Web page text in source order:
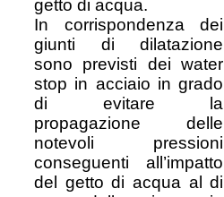
getto di acqua.
In corrispondenza dei
giunti di dilatazione
sono previsti dei water
stop in acciaio in grado
di evitare la
propagazione delle
notevoli pressioni
conseguenti all’impatto
del getto di acqua al di